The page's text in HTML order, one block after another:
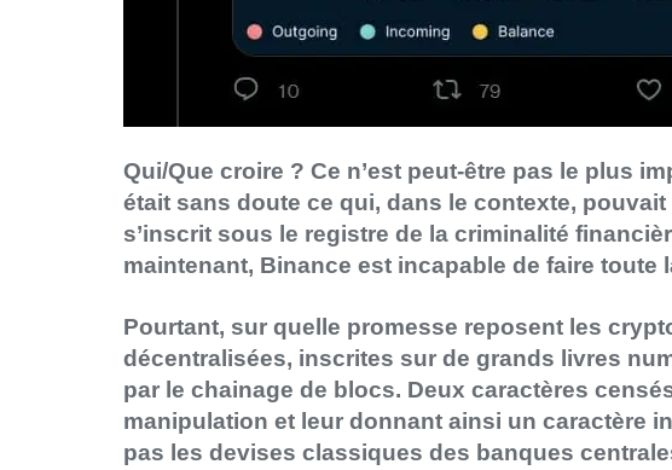
Qui/Que croire ? Ce n’est peut-être pas le plus
était sans doute ce qui, dans le contexte,
s’inscrit sous le registre de la criminalité
maintenant, Binance est incapable de faire toute
Pourtant, sur quelle promesse reposent les
décentralisées, inscrites sur de grands livres
par le chainage de blocs. Deux caractères
manipulation et leur donnant ainsi un caractère
pas les devises classiques des banques